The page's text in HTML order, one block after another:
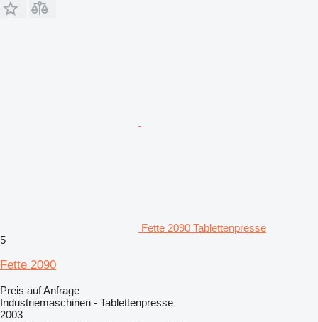
Fette 2090 Tablettenpresse
5
Fette 2090
Preis auf Anfrage
Industriemaschinen - Tablettenpresse
2003